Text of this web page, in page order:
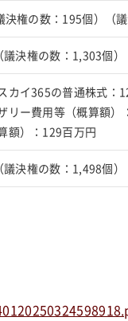
決権の数：195個）（
決権の数：1,303個）
カイ365の普通株式：
リー費用等（概算額）
額）：129百万円
決権の数：1,498個）